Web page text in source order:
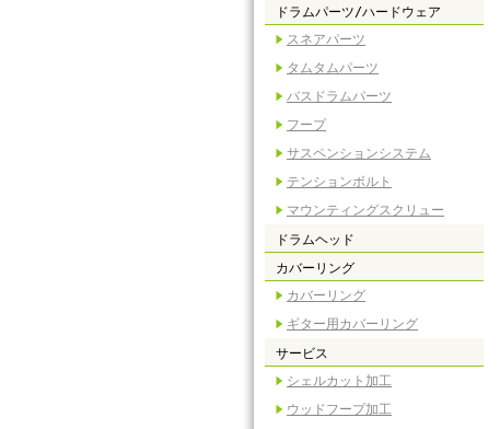
ドラムパーツ/ハードウェア
スネアパーツ
タムタムパーツ
バスドラムパーツ
フープ
サスペンションシステム
テンションボルト
マウンティングスクリュー
ドラムヘッド
カバーリング
カバーリング
ギター用カバーリング
サービス
シェルカット加工
ウッドフープ加工